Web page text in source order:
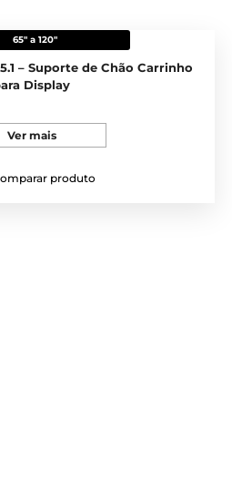
65" a 120"
– Suporte de Chão Carrinho
Display
Ver mais
produto